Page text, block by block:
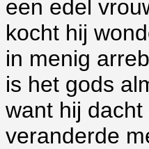
een edel
kocht hij
in menig
is het gods
want hij
veranderde